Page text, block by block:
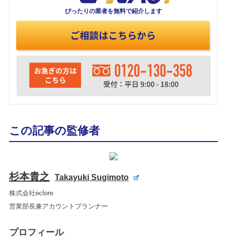
ぴったりの業者を無料で紹介します
この記事の監修者
杉本貴之 Takayuki Sugimoto
株式会社eclore
営業部長兼アカウントプランナー
プロフィール